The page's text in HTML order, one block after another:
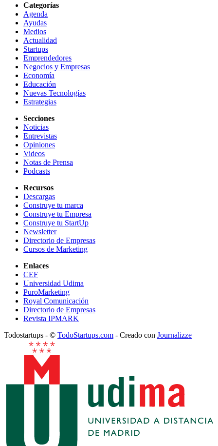
Categorías
Agenda
Ayudas
Medios
Actualidad
Startups
Emprendedores
Negocios y Empresas
Economía
Educación
Nuevas Tecnologías
Estrategias
Secciones
Noticias
Entrevistas
Opiniones
Videos
Notas de Prensa
Podcasts
Recursos
Descargas
Construye tu marca
Construye tu Empresa
Construye tu StartUp
Newsletter
Directorio de Empresas
Cursos de Marketing
Enlaces
CEF
Universidad Udima
PuroMarketing
Royal Comunicación
Directorio de Empresas
Revista IPMARK
Todostartups - © TodoStartups.com - Creado con Journalizze